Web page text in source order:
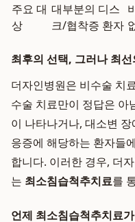
주요 대
상
대부분의 디스
크/협착증 환자
최후의 선택, 그러나 최
더자인병원은 비수술 치
수술 치료만이 정답은 아
이 나타나거나, 대소변
응증에 해당하는 환자들
합니다. 이러한 경우, 더
는 최소침습척추치료를
언제 최소침습척추치료